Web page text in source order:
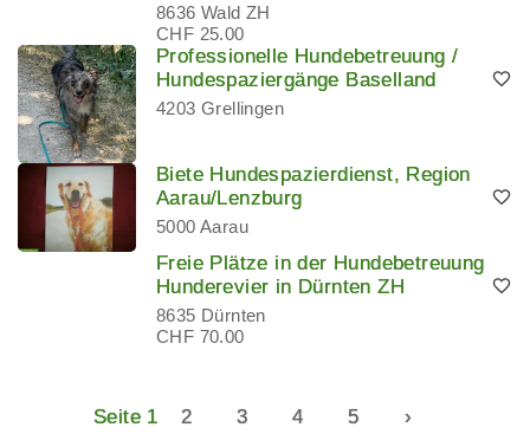
8636 Wald ZH
CHF 25.00
Professionelle Hundebetreuung /
Hundespaziergänge Baselland
4203 Grellingen
Biete Hundespazierdienst, Region
Aarau/Lenzburg
5000 Aarau
Freie Plätze in der Hundebetreuung
Hunderevier in Dürnten ZH
8635 Dürnten
CHF 70.00
Seite 1 2 3 4 5 ›